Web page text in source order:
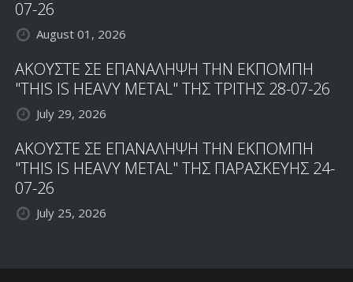
07-26
August 01, 2026
ΑΚΟΥΣΤΕ ΣΕ ΕΠΑΝΑΛΗΨΗ ΤΗΝ ΕΚΠΟΜΠΗ
"THIS IS HEAVY METAL" ΤΗΣ ΤΡΙΤΗΣ 28-07-26
July 29, 2026
ΑΚΟΥΣΤΕ ΣΕ ΕΠΑΝΑΛΗΨΗ ΤΗΝ ΕΚΠΟΜΠΗ
"THIS IS HEAVY METAL" ΤΗΣ ΠΑΡΑΣΚΕΥΗΣ 24-
07-26
July 25, 2026